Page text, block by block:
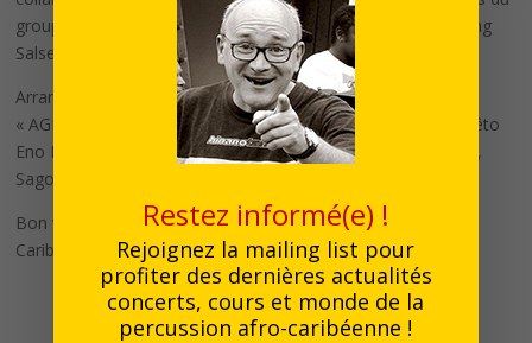
groupe AFRICANDO. Miguel et ses musiciens « meilleurs gang
Salseros de Paris » en ont assuré tous les concerts live !
Arrangements réalisés sur les albums : GNONNAS Pedro
« AGBADJA » Titres: Lo mejor de mis 30 Anos, Irma Koï, Gbêto
Eno Mon. AFRICANDO « Ketukuba » Titres: Malawoo, Mario,
Sagoo.
Bon voyage à travers les arcanes de la percussion Afro-
Caribéenne.
Restez informé(e) !
Rejoignez la mailing list pour
profiter des dernières actualités
concerts, cours et monde de la
percussion afro-caribéenne !